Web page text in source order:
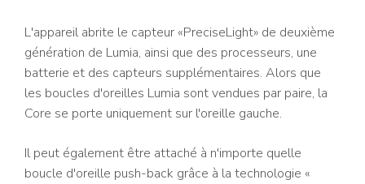
L'appareil abrite le capteur «PreciseLight» de deuxième
génération de Lumia, ainsi que des processeurs, une
batterie et des capteurs supplémentaires. Alors que
les boucles d'oreilles Lumia sont vendues par paire, la
Core se porte uniquement sur l'oreille gauche.
Il peut également être attaché à n'importe quelle
boucle d'oreille push-back grâce à la technologie «